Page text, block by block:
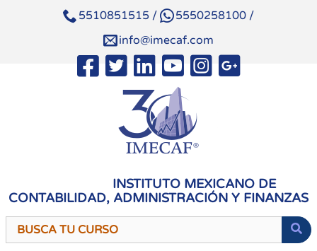
5510851515 / 5550258100 /
info@imecaf.com
INSTITUTO MEXICANO DE
CONTABILIDAD, ADMINISTRACIÓN Y FINANZAS